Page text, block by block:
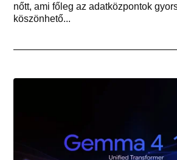
nőtt, ami főleg az adatközpontok
köszönhető...